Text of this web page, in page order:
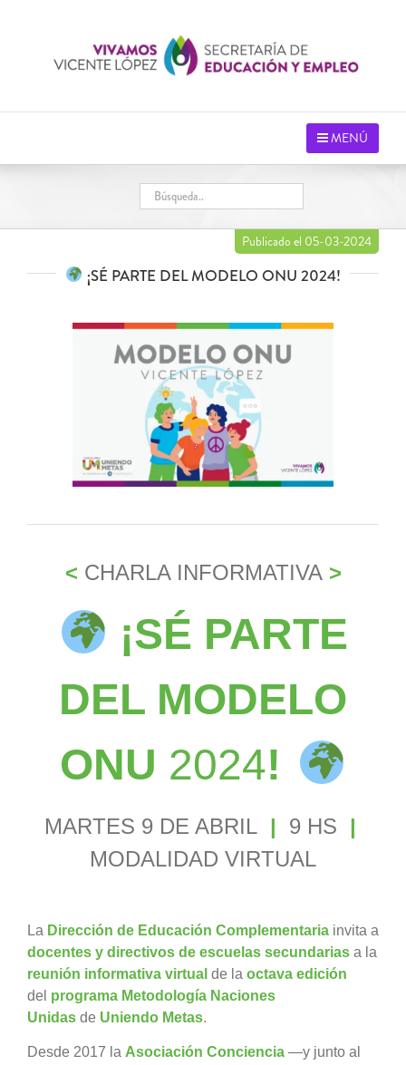
MENÚ
Publicado el 05-03-2024
¡SÉ PARTE DEL MODELO ONU 2024!
< CHARLA INFORMATIVA>
¡SÉ PARTE
DEL MODELO
ONU 2024!
MARTES 9 DE ABRIL | 9 HS |
MODALIDAD VIRTUAL
La Dirección de Educación Complementaria invita a
docentes y directivos de escuelas secundarias a la
reunión informativa virtual de la octava edición
del programa Metodología Naciones
Unidas de Uniendo Metas.
Desde 2017 la Asociación Conciencia —y junto al